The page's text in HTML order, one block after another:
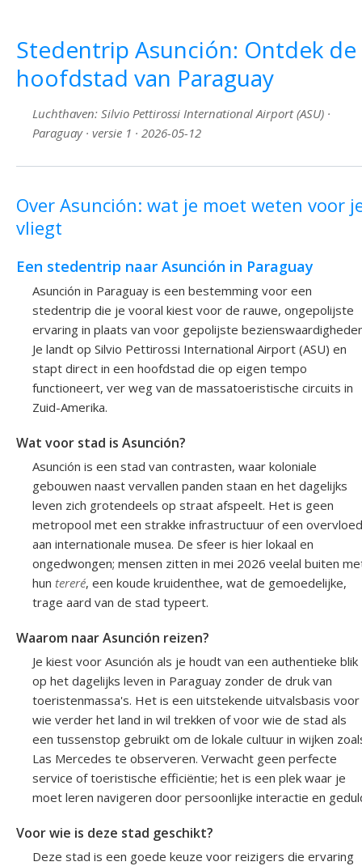
Stedentrip Asunción: Ontdek de
hoofdstad van Paraguay
Luchthaven: Silvio Pettirossi International Airport (ASU) ·
Paraguay · versie 1 · 2026-05-12
Over Asunción: wat je moet weten voor
vliegt
Een stedentrip naar Asunción in Paraguay
Asunción in Paraguay is een bestemming voor een
stedentrip die je vooral kiest voor de rauwe, ongepolijste
ervaring in plaats van voor gepolijste
Je landt op Silvio Pettirossi International Airport (ASU) en
stapt direct in een hoofdstad die op eigen tempo
functioneert, ver weg van de massatoeristische circuits in
Zuid-Amerika.
Wat voor stad is Asunción?
Asunción is een stad van contrasten, waar koloniale
gebouwen naast vervallen panden staan en het dagelijks
leven zich grotendeels op straat afspeelt. Het is geen
metropool met een strakke infrastructuur of een overvloed
aan internationale musea. De sfeer is hier lokaal en
ongedwongen; mensen zitten in mei 2026 veelal buiten
hun tereré, een koude kruidenthee, wat de gemoedelijke,
trage aard van de stad typeert.
Waarom naar Asunción reizen?
Je kiest voor Asunción als je houdt van een authentieke blik
op het dagelijks leven in Paraguay zonder de druk van
toeristenmassa's. Het is een uitstekende uitvalsbasis voor
wie verder het land in wil trekken of voor wie de stad als
een tussenstop gebruikt om de lokale cultuur in wijken
Las Mercedes te observeren. Verwacht geen perfecte
service of toeristische efficiëntie; het is een plek waar je
moet leren navigeren door persoonlijke interactie en
Voor wie is deze stad geschikt?
Deze stad is een goede keuze voor reizigers die ervaring